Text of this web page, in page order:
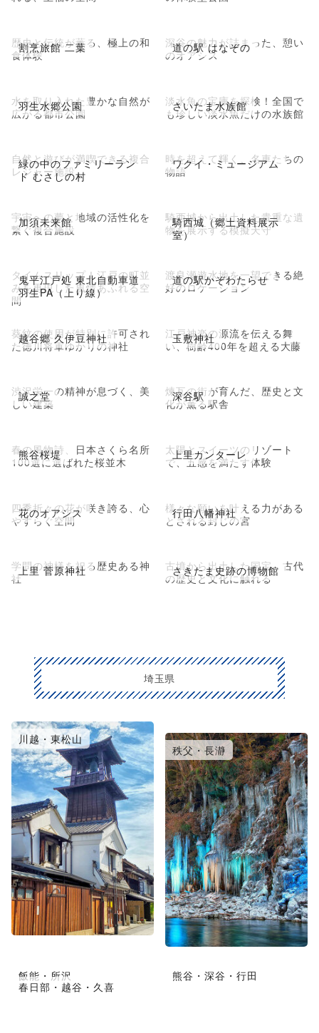
割烹旅館 二葉
歴史と伝統が薫る、極上の和
食体験
道の駅 はなぞの
深谷の魅力が詰まった、憩い
のオアシス
羽生水郷公園
水を取り入れた豊かな自然が
広がる都市公園
さいたま水族館
淡水魚の宝庫を探検！全国で
も珍しい淡水魚だけの水族館
緑の中のファミリーラン
ド むさしの村
自然と遊びが満喫できる複合
レジャー施設
ワクイ・ミュージアム
時を超えて輝く、名車たちの
物語
加須未来館
宇宙への夢と地域の活性化を
繋ぐ複合施設
騎西城（郷土資料展示
室）
騎西城から出土した貴重な遺
物を展示する模擬天守
鬼平江戸処 東北自動車道
羽生PA（上り線）
タイムスリップ！江戸の町並
みを再現した風情あふれる空
間
道の駅かぞわたらせ
渡良瀬遊水地を一望できる絶
好のロケーション
越谷郷 久伊豆神社
葵紋の使用が特別に許可され
た徳川将軍ゆかりの神社
玉敷神社
江戸神楽の源流を伝える舞
い、樹齢400年を超える大藤
誠之堂
渋沢栄一の精神が息づく、美
しい建築
深谷駅
煉瓦の街が育んだ、歴史と文
化が薫る駅舎
熊谷桜堤
春の風物詩、日本さくら名所
100選に選ばれた桜並木
上里カンターレ
太陽とスイーツのリゾート
で、五感を満たす体験
花のオアシス
四季折々の花が咲き誇る、心
やすらぐ空間
行田八幡神社
様々な願いを叶える力がある
とされる封じの宮
上里 菅原神社
学問の神様を祀る歴史ある神
社
さきたま史跡の博物館
古墳から出土した国宝、古代
の歴史と文化に触れる
埼玉県
川越・東松山
大宮・浦和・鴻巣
秩父・長瀞
飯能・所沢
熊谷・深谷・行田
春日部・越谷・久喜